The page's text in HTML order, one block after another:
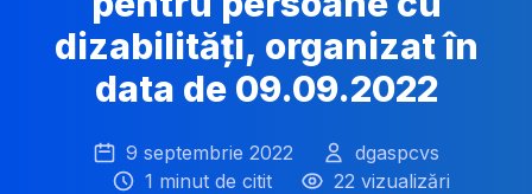
dizabilități, organizat în
data de 09.09.2022
9 septembrie 2022
dgaspcvs
1 minut de citit
22 vizualizări